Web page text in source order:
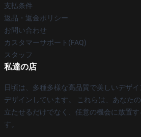
支払条件
返品・返金ポリシー
お問い合わせ
カスタマーサポート(FAQ)
スタッフ
私達の店
日頃は、多種多様な高品質で美しいデザ
デザインしています。 これらは、あなた
立たせるだけでなく、任意の機会に放置
す。